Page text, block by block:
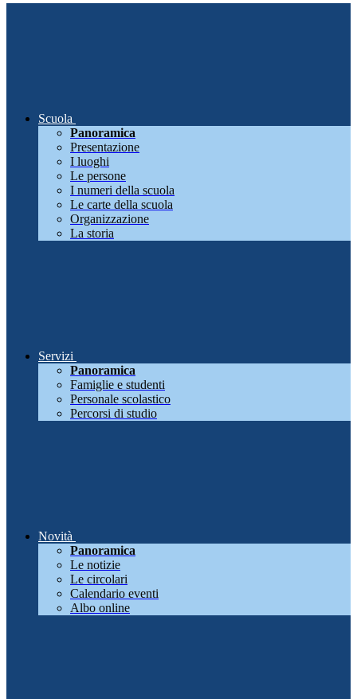
Scuola
Panoramica
Presentazione
I luoghi
Le persone
I numeri della scuola
Le carte della scuola
Organizzazione
La storia
Servizi
Panoramica
Famiglie e studenti
Personale scolastico
Percorsi di studio
Novità
Panoramica
Le notizie
Le circolari
Calendario eventi
Albo online